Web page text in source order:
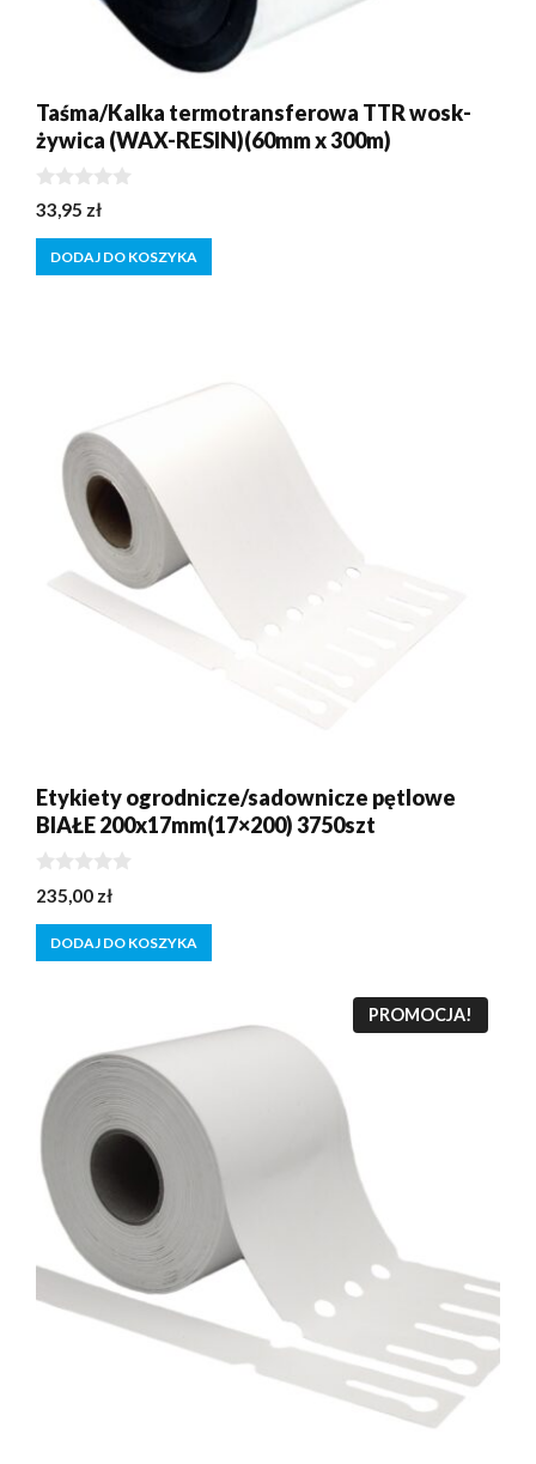
Taśma/Kalka termotransferowa TTR wosk-
żywica (WAX-RESIN)(60mm x 300m)
0
z
5
33,95 zł
DODAJ DO KOSZYKA
Etykiety ogrodnicze/sadownicze pętlowe
BIAŁE 200x17mm(17×200) 3750szt
0
z
5
235,00 zł
DODAJ DO KOSZYKA
PROMOCJA!